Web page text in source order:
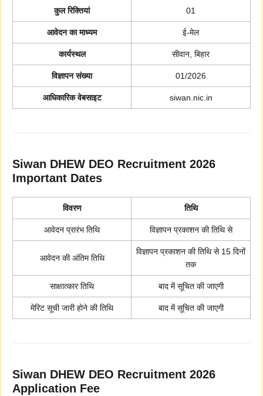
कुल रिक्तियां 01
आवेदन का माध्यम ई-मेल
कार्यस्थल सीवान, बिहार
विज्ञापन संख्या 01/2026
आधिकारिक वेबसाइट siwan.nic.in
Siwan DHEW DEO Recruitment 2026
Important Dates
विवरण तिथि
आवेदन प्रारंभ तिथि विज्ञापन प्रकाशन की तिथि से
आवेदन की अंतिम तिथि
विज्ञापन प्रकाशन की तिथि से 15 दिनों
तक
साक्षात्कार तिथि बाद में सूचित की जाएगी
मेरिट सूची जारी होने की तिथि बाद में सूचित की जाएगी
Siwan DHEW DEO Recruitment 2026
Application Fee